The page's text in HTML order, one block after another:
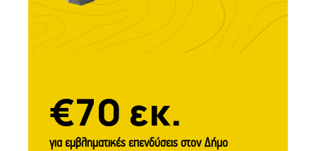
€70 εκ.
για εμβληματικές επενδύσεις στον Δήμο